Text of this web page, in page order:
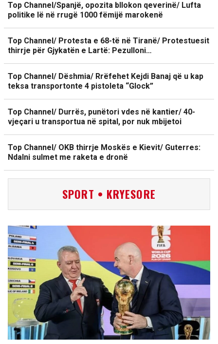
Top Channel/Spanjë, opozita bllokon qeverinë/ Lufta
politike lë në rrugë 1000 fëmijë marokenë
Top Channel/ Protesta e 68-të në Tiranë/ Protestuesit
thirrje për Gjykatën e Lartë: Pezulloni…
Top Channel/ Dëshmia/ Rrëfehet Kejdi Banaj që u kap
teksa transportonte 4 pistoleta “Glock”
Top Channel/ Durrës, punëtori vdes në kantier/ 40-
vjeçari u transportua në spital, por nuk mbijetoi
Top Channel/ OKB thirrje Moskës e Kievit/ Guterres:
Ndalni sulmet me raketa e dronë
SPORT • KRYESORE